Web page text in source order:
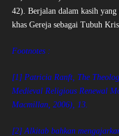
42). Berjalan dalam kasih yang
khas Gereja sebagai Tubuh
Footnotes :
[1] Patricia Ranft, The
Medieval Religious Renewal
Macmillan, 2006), 13.
[2] Alkitab bahkan